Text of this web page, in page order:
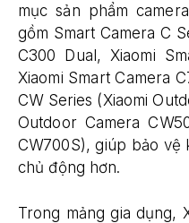
mục sản phẩm
gồm Smart Camera C
C300 Dual, Xiaomi
Xiaomi Smart Camera
CW Series (Xiaomi
Outdoor Camera
CW700S), giúp bảo vệ
chủ động hơn.
Trong mảng gia dụng,